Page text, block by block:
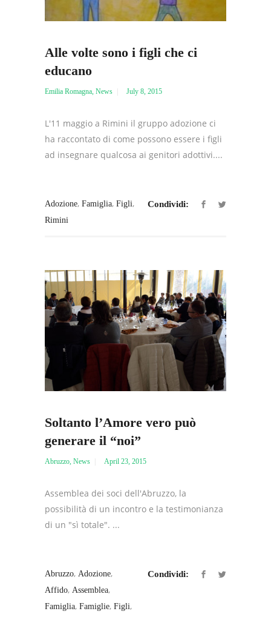
Alle volte sono i figli che ci
educano
Emilia Romagna News July 8, 2015
L'11 maggio a Rimini il gruppo adozione ci
ha raccontato di come possono essere i figli
ad insegnare qualcosa ai genitori adottivi....
Adozione, Famiglia, Figli,
Rimini
Condividi:
Soltanto l’Amore vero può
generare il “noi”
Abruzzo News April 23, 2015
Assemblea dei soci dell'Abruzzo, la
possibilità di un incontro e la testimonianza
di un "sì totale". ...
Abruzzo, Adozione,
Affido, Assemblea,
Famiglia, Famiglie, Figli,
Condividi: